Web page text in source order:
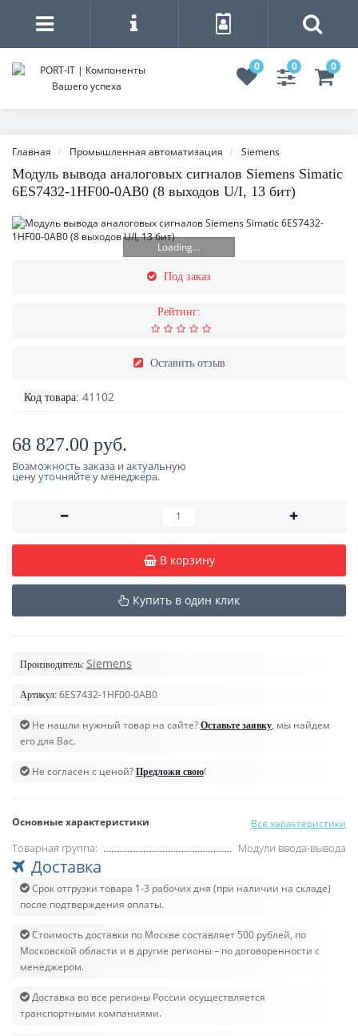
0 0 0
Главная Промышленная автоматизация Siemens
Модуль вывода аналоговых сигналов Siemens Simatic
6ES7432-1HF00-0AB0 (8 выходов U/I, 13 бит)
Loading...
Под заказ
Рейтинг:
Оставить отзыв
Код товара: 41102
68 827.00 руб.
Возможность заказа и актуальную
цену уточняйте у менеджера.
В корзину
Купить в один клик
Производитель: Siemens
Артикул: 6ES7432-1HF00-0AB0
Не нашли нужный товар на сайте? Оставьте заявку, мы найдем
его для Вас.
Не согласен с ценой? Предложи свою!
Основные характеристики Все характеристики
Товарная группа: Модули ввода-вывода
Доставка
Срок отгрузки товара 1-3 рабочих дня (при наличии на складе)
после подтверждения оплаты.
Стоимость доставки по Москве составляет 500 рублей, по
Московской области и в другие регионы – по договоренности с
менеджером.
Доставка во все регионы России осуществляется
транспортными компаниями.